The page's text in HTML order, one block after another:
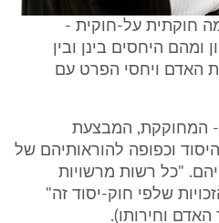
חוקתית על-חוקית -
ומהם היחסים בינן ובין
האדם ויחסי הפרט עם
- המחוקקת, המבצעת
וכפופה להוראותיהם של
"כל רשות מרשויות
שלפי חוק-יסוד זה"